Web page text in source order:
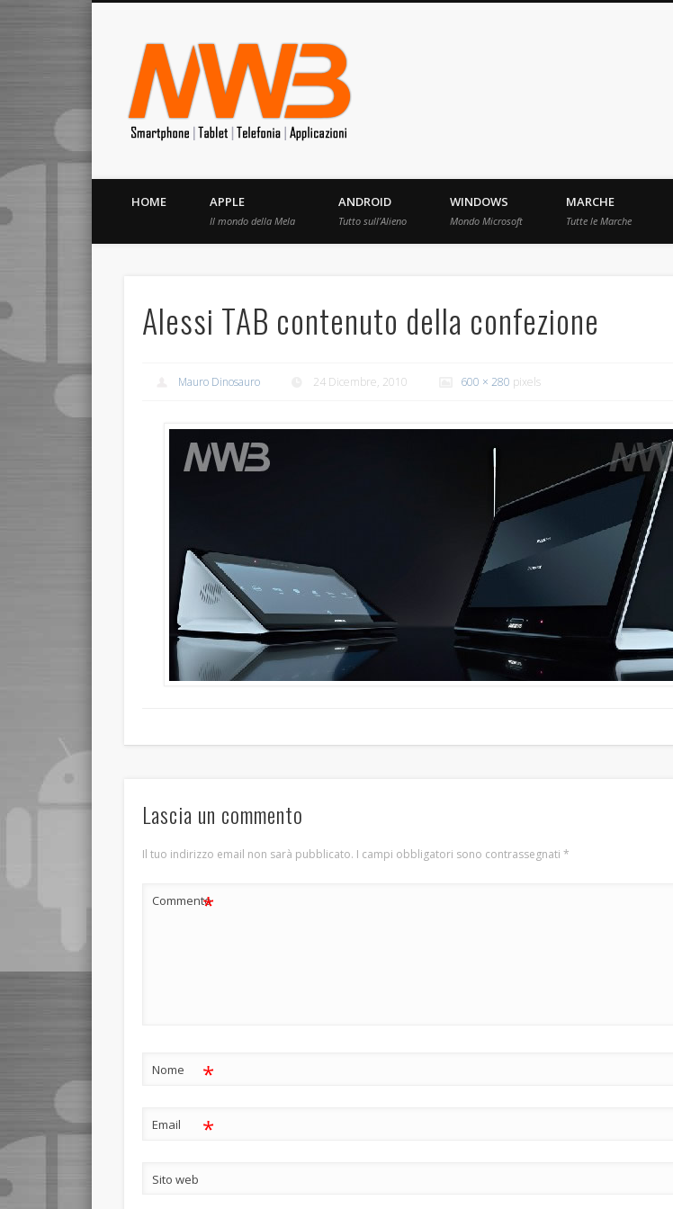
Siete appassionati di telefonia? I migliori Video, Recensioni e Prove raccolti in Rete.
HOME APPLE
Il mondo della Mela
ANDROID
Tutto sull’Alieno
WINDOWS
Mondo Microsoft
MARCHE
Tutte le Marche
Alessi TAB contenuto della confezione
Mauro Dinosauro 24 Dicembre, 2010 600 × 280 pixels
Lascia un commento
Il tuo indirizzo email non sarà pubblicato. I campi obbligatori sono contrassegnati*
Commento
*
Nome *
Email *
Sito web